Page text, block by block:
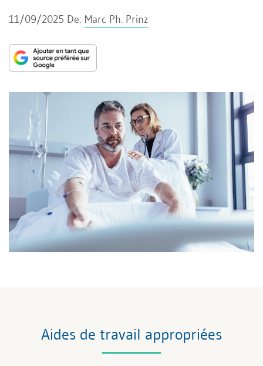
11/09/2025 De: Marc Ph. Prinz
Aides de travail appropriées